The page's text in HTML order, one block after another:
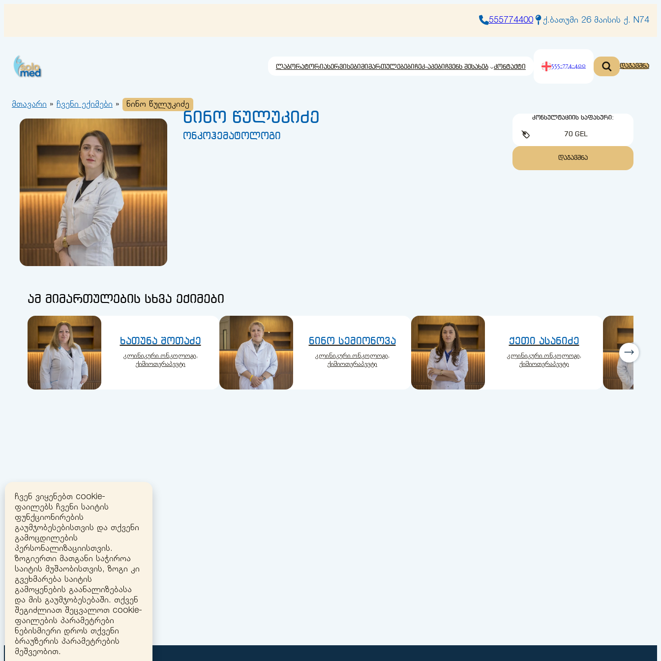
555774400 ქ.ბათუმი 26 მაისის ქ. N74
ლაბორატორიასერვისებიმიმართულებები ჩეკ-აპები ჩვენს შესახებ კონტაქტი 555-774-400 დაჯავშნა
მთავარი » ჩვენი ექიმები » ნინო წულუკიძე
ნინო წულუკიძე
ონკოჰემატოლოგი
ᲙᲝᲜᲡᲣᲚᲢᲐᲪᲘᲘᲡ ᲡᲐᲤᲐᲡᲣᲠᲘ:
70 GEL
ᲓᲐᲯᲐᲕᲨᲜᲐ
ამ მიმართულების სხვა ექიმები
ხათუნა შოთაძე
კლინიკური ონკოლოგი,
ქიმიოთერაპევტი
ნინო სემიონოვა
კლინიკური ონკოლოგი,
ქიმიოთერაპევტი
ქეთი ასანიძე
კლინიკური ონკოლოგი,
ქიმიოთერაპევტი
ჩვენ ვიყენებთ cookie-
ფაილებს ჩვენი საიტის
ფუნქციონირების
გაუმჯობესებისთვის და თქვენი
გამოცდილების
პერსონალიზაციისთვის.
ზოგიერთი მათგანი საჭიროა
საიტის მუშაობისთვის, ზოგი კი
გვეხმარება საიტის
გამოყენების გაანალიზებასა
და მის გაუმჯობესებაში. თქვენ
შეგიძლიათ შეცვალოთ cookie-
ფაილების პარამეტრები
ნებისმიერი დროს თქვენი
ბრაუზერის პარამეტრების
მეშვეობით.